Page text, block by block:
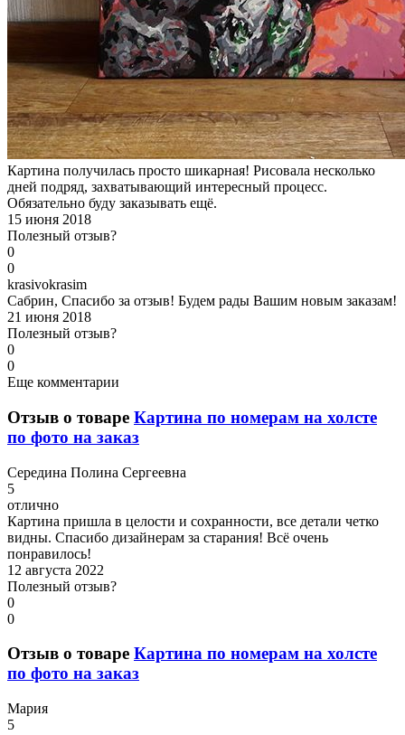
Картина получилась просто шикарная! Рисовала несколько
дней подряд, захватывающий интересный процесс.
Обязательно буду заказывать ещё.
15 июня 2018
Полезный отзыв?
0
0
krasivokrasim
Сабрин, Спасибо за отзыв! Будем рады Вашим новым заказам!
21 июня 2018
Полезный отзыв?
0
0
Еще комментарии
Отзыв о товаре Картина по номерам на холсте
по фото на заказ
Середина Полина Сергеевна
5
отлично
Картина пришла в целости и сохранности, все детали четко
видны. Спасибо дизайнерам за старания! Всё очень
понравилось!
12 августа 2022
Полезный отзыв?
0
0
Отзыв о товаре Картина по номерам на холсте
по фото на заказ
Мария
5